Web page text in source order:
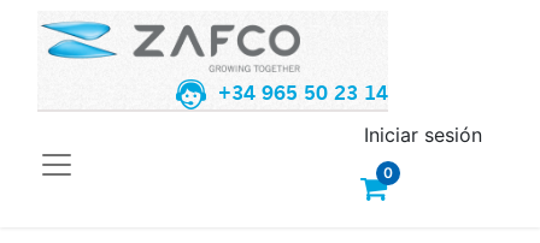
+34 965 50 23 14
0
Iniciar sesión